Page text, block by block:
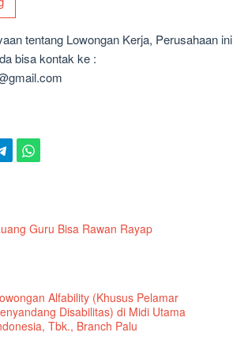
tentang Lowongan Kerja, Perusahaan ini
bisa kontak ke :
Guru Bisa Rawan Rayap
Alfability (Khusus Pelamar
Disabilitas) di Midi Utama
Tbk., Branch Palu